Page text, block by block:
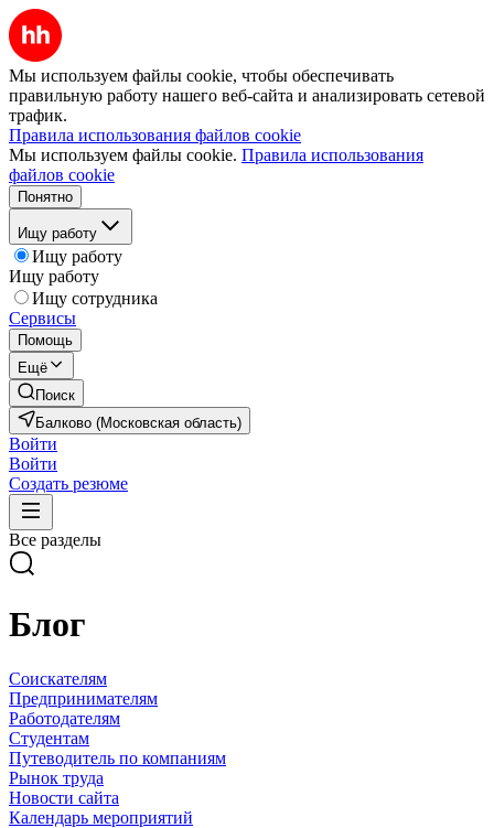
Мы используем файлы cookie, чтобы обеспечивать
правильную работу нашего веб-сайта и анализировать сетевой
трафик.
Правила использования файлов cookie
Мы используем файлы cookie. Правила использования
файлов cookie
Понятно
Ищу работу
Ищу работу
Ищу работу
Ищу сотрудника
Сервисы
Помощь
Ещё
Поиск
Балково (Московская область)
Войти
Войти
Создать резюме
Все разделы
Блог
Соискателям
Предпринимателям
Работодателям
Студентам
Путеводитель по компаниям
Рынок труда
Новости сайта
Календарь мероприятий